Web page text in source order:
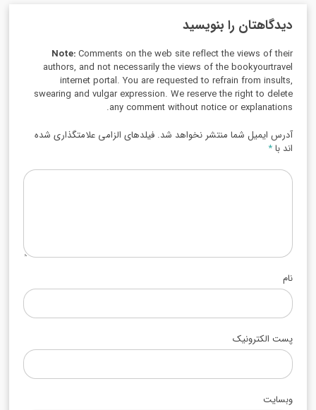
دیدگاهتان را بنویسید
Note:Comments on the web site reflect the views of their
authors, and not necessarily the views of the bookyourtravel
internet portal. You are requested to refrain from insults,
swearing and vulgar expression. We reserve the right to delete
any comment without notice or explanations.
آدرس ایمیل شما منتشر نخواهد شد. فیلدهای الزامی علامتگذاری شده
اند با*
نام
پست الکترونیک
وبسایت